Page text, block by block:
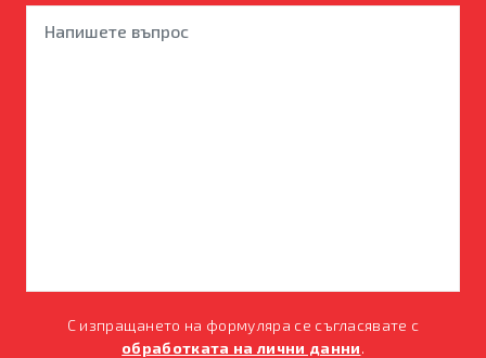
С изпращането на формуляра се съгласявате с
обработката на лични данни.